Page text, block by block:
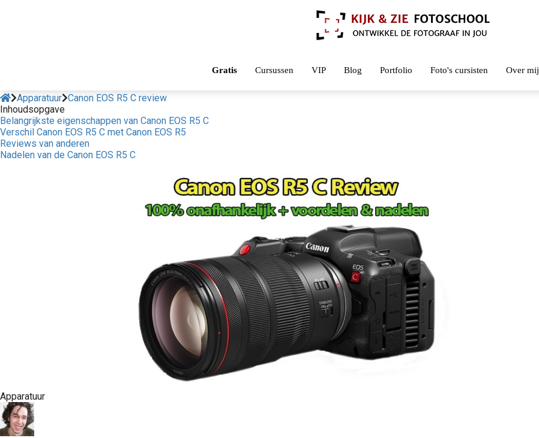
Gratis Cursussen VIP Blog Portfolio Foto's cursisten Over mij
Apparatuur Canon EOS R5 C review
Inhoudsopgave
Belangrijkste eigenschappen van Canon EOS R5 C
Verschil Canon EOS R5 C met Canon EOS R5
Reviews van anderen
Nadelen van de Canon EOS R5 C
Apparatuur